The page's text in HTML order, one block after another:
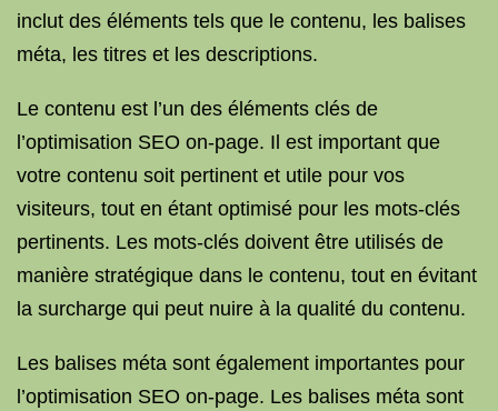
inclut des éléments tels que le contenu, les balises
méta, les titres et les descriptions.
Le contenu est l’un des éléments clés de
l’optimisation SEO on-page. Il est important que
votre contenu soit pertinent et utile pour vos
visiteurs, tout en étant optimisé pour les mots-clés
pertinents. Les mots-clés doivent être utilisés de
manière stratégique dans le contenu, tout en évitant
la surcharge qui peut nuire à la qualité du contenu.
Les balises méta sont également importantes pour
l’optimisation SEO on-page. Les balises méta sont